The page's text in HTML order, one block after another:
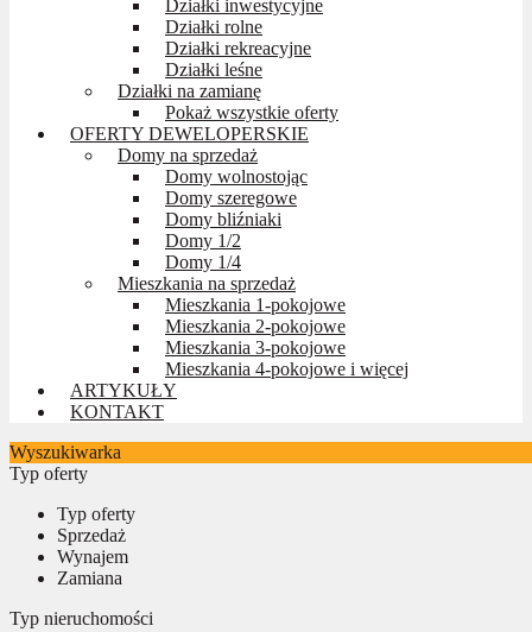
Działki inwestycyjne
Działki rolne
Działki rekreacyjne
Działki leśne
Działki na zamianę
Pokaż wszystkie oferty
OFERTY DEWELOPERSKIE
Domy na sprzedaż
Domy wolnostojąc
Domy szeregowe
Domy bliźniaki
Domy 1/2
Domy 1/4
Mieszkania na sprzedaż
Mieszkania 1-pokojowe
Mieszkania 2-pokojowe
Mieszkania 3-pokojowe
Mieszkania 4-pokojowe i więcej
ARTYKUŁY
KONTAKT
Wyszukiwarka
Typ oferty
Typ oferty
Sprzedaż
Wynajem
Zamiana
Typ nieruchomości